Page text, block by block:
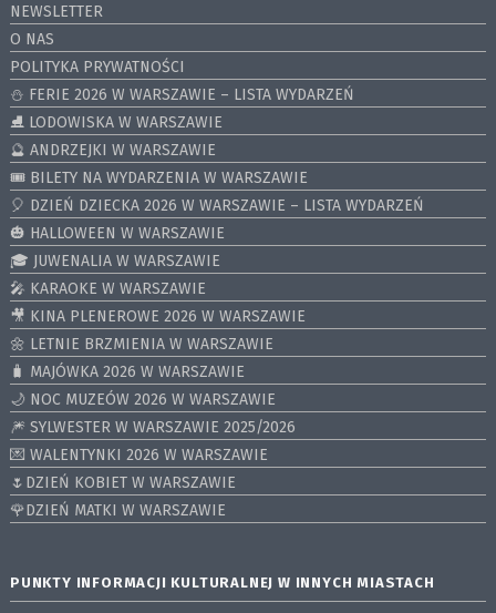
NEWSLETTER
O NAS
POLITYKA PRYWATNOŚCI
⛄️ FERIE 2026 W WARSZAWIE – LISTA WYDARZEŃ
⛸ LODOWISKA W WARSZAWIE
🔮 ANDRZEJKI W WARSZAWIE
🎟️ BILETY NA WYDARZENIA W WARSZAWIE
🎈 DZIEŃ DZIECKA 2026 W WARSZAWIE – LISTA WYDARZEŃ
🎃 HALLOWEEN W WARSZAWIE
🎓 JUWENALIA W WARSZAWIE
🎤 KARAOKE W WARSZAWIE
🎥 KINA PLENEROWE 2026 W WARSZAWIE
🌼 LETNIE BRZMIENIA W WARSZAWIE
🧳 MAJÓWKA 2026 W WARSZAWIE
🌙 NOC MUZEÓW 2026 W WARSZAWIE
🎆 SYLWESTER W WARSZAWIE 2025/2026
💌 WALENTYNKI 2026 W WARSZAWIE
🌷DZIEŃ KOBIET W WARSZAWIE
🌹DZIEŃ MATKI W WARSZAWIE
PUNKTY INFORMACJI KULTURALNEJ W INNYCH MIASTACH